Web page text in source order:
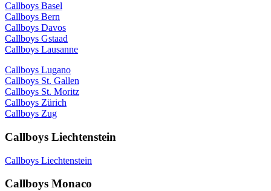
Callboys Basel
Callboys Bern
Callboys Davos
Callboys Gstaad
Callboys Lausanne
Callboys Lugano
Callboys St. Gallen
Callboys St. Moritz
Callboys Zürich
Callboys Zug
Callboys Liechtenstein
Callboys Liechtenstein
Callboys Monaco